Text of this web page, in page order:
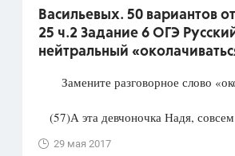
Васильевых. 50 вариантов
25 ч.2 Задание 6 ОГЭ
нейтральный
Замените разговорное слово
(57)А эта девчоночка Надя,
29 мая 2017